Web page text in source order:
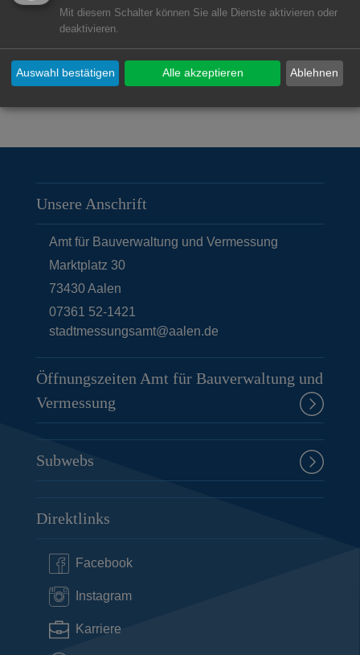
Qualitätssicherung
Topografische Vermessung
Vertragspläne
Unsere Anschrift
Amt für Bauverwaltung und Vermessung
Marktplatz 30
73430Aalen
07361 52-1421
stadtmessungsamt@aalen.de
Öffnungszeiten Amt für Bauverwaltung und
Vermessung
Subwebs
Direktlinks
Facebook
Instagram
Karriere
Mit diesem Schalter können Sie alle Dienste aktivieren oder
deaktivieren.
Ablehnen
Auswahl bestätigen Alle akzeptieren